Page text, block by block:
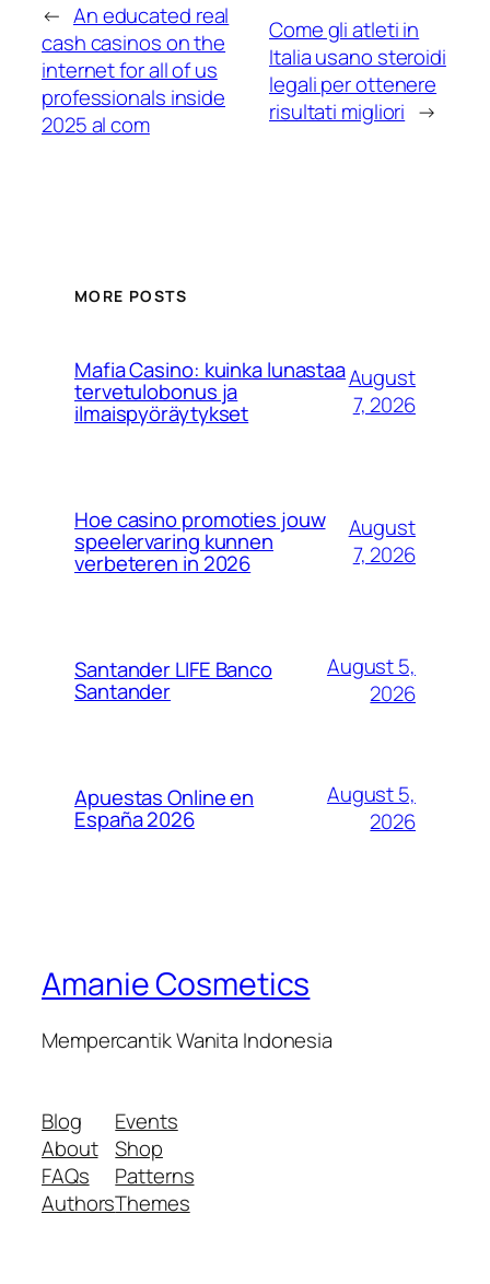
← An educated real
cash casinos on the
internet for all of us
professionals inside
2025 al com
Come gli atleti in
Italia usano steroidi
legali per ottenere
risultati migliori →
MORE POSTS
Mafia Casino: kuinka lunastaa
tervetulobonus ja
ilmaispyöräytykset
August
7, 2026
Hoe casino promoties jouw
speelervaring kunnen
verbeteren in 2026
August
7, 2026
Santander LIFE​ Banco
Santander
August 5,
2026
Apuestas Online en
España 2026
August 5,
2026
Amanie Cosmetics
Mempercantik Wanita Indonesia
Blog
About
FAQs
Authors
Events
Shop
Patterns
Themes